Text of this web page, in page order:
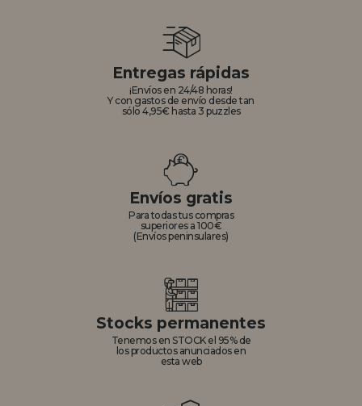
Entregas rápidas
¡Envíos en 24/48 horas!
Y con gastos de envío desde tan
sólo 4,95€ hasta 3 puzzles
Envíos gratis
Para todas tus compras
superiores a 100€
(Envíos peninsulares)
Stocks permanentes
Tenemos en STOCK el 95% de
los productos anunciados en
esta web